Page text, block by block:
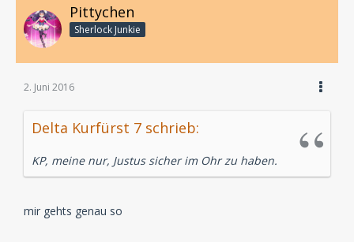
Pittychen
Sherlock Junkie
2. Juni 2016
Delta Kurfürst 7 schrieb:
KP, meine nur, Justus sicher im Ohr zu haben.
mir gehts genau so